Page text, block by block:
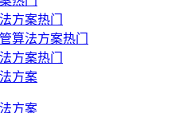
方案热门
算法方案热门
方案热门
方案
方案